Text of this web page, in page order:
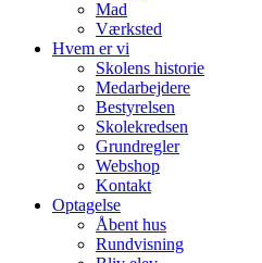
Mad
Værksted
Hvem er vi
Skolens historie
Medarbejdere
Bestyrelsen
Skolekredsen
Grundregler
Webshop
Kontakt
Optagelse
Åbent hus
Rundvisning